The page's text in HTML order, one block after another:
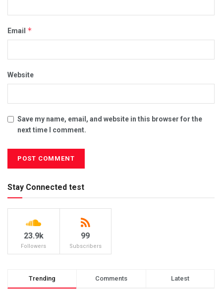
Email *
Website
Save my name, email, and website in this browser for the
next time I comment.
Stay Connected test
23.9k
Followers
99
Subscribers
Trending Comments Latest